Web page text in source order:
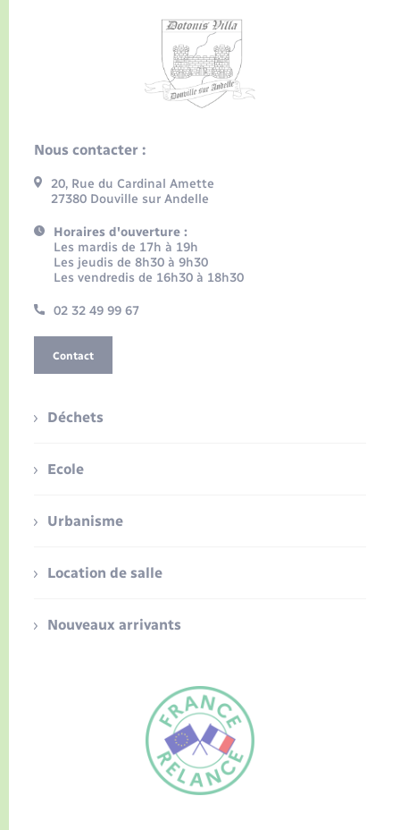
Nous contacter :
20, Rue du Cardinal Amette
27380 Douville sur Andelle
Horaires d'ouverture :
Les mardis de 17h à 19h
Les jeudis de 8h30 à 9h30
Les vendredis de 16h30 à 18h30
02 32 49 99 67
Contact
Déchets
Ecole
Urbanisme
Location de salle
Nouveaux arrivants